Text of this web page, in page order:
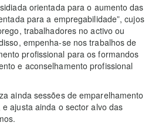
orientada para o aumento das
para a empregabilidade”, cujos
trabalhadores no activo ou
empenha-se nos trabalhos de
profissional para os formandos
e aconselhamento profissional
ainda sessões de emparelhamento
ajusta ainda o sector alvo das